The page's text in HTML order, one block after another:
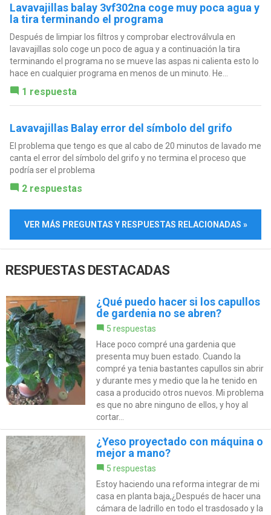
Lavavajillas balay 3vf302na coge muy poca agua y
la tira terminando el programa
Después de limpiar los filtros y comprobar electroválvula en
lavavajillas solo coge un poco de agua y a continuación la tira
terminando el programa no se mueve las aspas ni calienta esto lo
hace en cualquier programa en menos de un minuto. He...
1 respuesta
Lavavajillas Balay error del símbolo del grifo
El problema que tengo es que al cabo de 20 minutos de lavado me
canta el error del símbolo del grifo y no termina el proceso que
podría ser el problema
2 respuestas
VER MÁS PREGUNTAS Y RESPUESTAS RELACIONADAS »
RESPUESTAS DESTACADAS
¿Qué puedo hacer si los capullos
de gardenia no se abren?
5 respuestas
Hace poco compré una gardenia que
presenta muy buen estado. Cuando la
compré ya tenia bastantes capullos sin abrir
y durante mes y medio que la he tenido en
casa a producido otros nuevos. Mi problema
es que no abre ninguno de ellos, y hoy al
cortar...
¿Yeso proyectado con máquina o
mejor a mano?
5 respuestas
Estoy haciendo una reforma integrar de mi
casa en planta baja,¿Después de hacer una
cámara de ladrillo en todo el trasdosado y la